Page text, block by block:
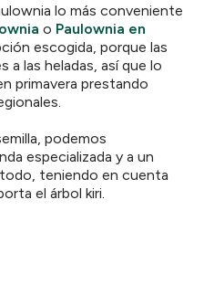
lo más conveniente
o Paulownia en
escogida, porque las
a las heladas, así que lo
primavera prestando
podemos
especializada y a un
teniendo en cuenta
el árbol kiri.